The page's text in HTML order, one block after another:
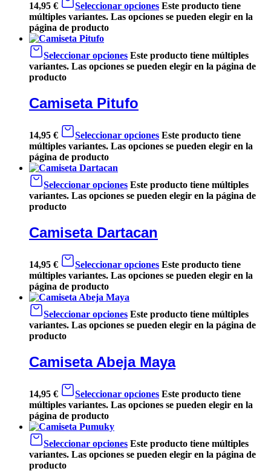
14,95 € Seleccionar opciones Este producto tiene
múltiples variantes. Las opciones se pueden elegir en la
página de producto
Seleccionar opciones Este producto tiene múltiples
variantes. Las opciones se pueden elegir en la página de
producto
Camiseta Pitufo
14,95 € Seleccionar opciones Este producto tiene
múltiples variantes. Las opciones se pueden elegir en la
página de producto
Seleccionar opciones Este producto tiene múltiples
variantes. Las opciones se pueden elegir en la página de
producto
Camiseta Dartacan
14,95 € Seleccionar opciones Este producto tiene
múltiples variantes. Las opciones se pueden elegir en la
página de producto
Seleccionar opciones Este producto tiene múltiples
variantes. Las opciones se pueden elegir en la página de
producto
Camiseta Abeja Maya
14,95 € Seleccionar opciones Este producto tiene
múltiples variantes. Las opciones se pueden elegir en la
página de producto
Seleccionar opciones Este producto tiene múltiples
variantes. Las opciones se pueden elegir en la página de
producto